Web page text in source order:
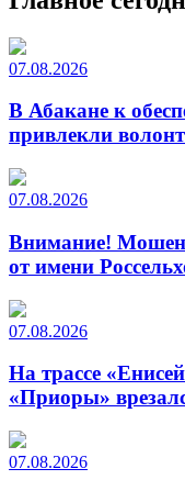
07.08.2026
В Абакане к
привлекли
07.08.2026
Внимание!
от имени
07.08.2026
На трассе
«Приоры»
07.08.2026